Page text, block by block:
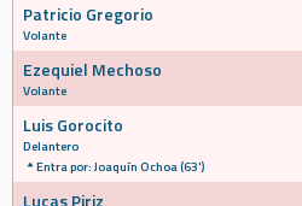
Patricio Gregorio
Volante
Ezequiel Mechoso
Volante
Luis Gorocito
Delantero
Entra por: Joaquín Ochoa (63')
Lucas Piriz